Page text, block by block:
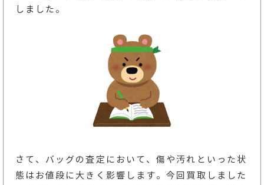
しました。
さて、バッグの査定において、傷や汚れといった状
態はお値段に大きく影響します。今回買取しました